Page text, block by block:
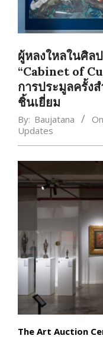
ผู้หลงใหลในศิล
“Cabinet of
การประมูลครั้ง
ชิ้นเยี่ยม
By: Baujatana
Updates
The Art Auction